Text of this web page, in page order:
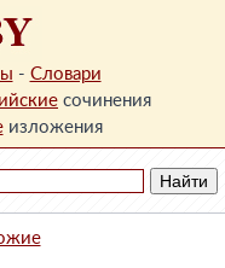
- Словари
сочинения
изложения